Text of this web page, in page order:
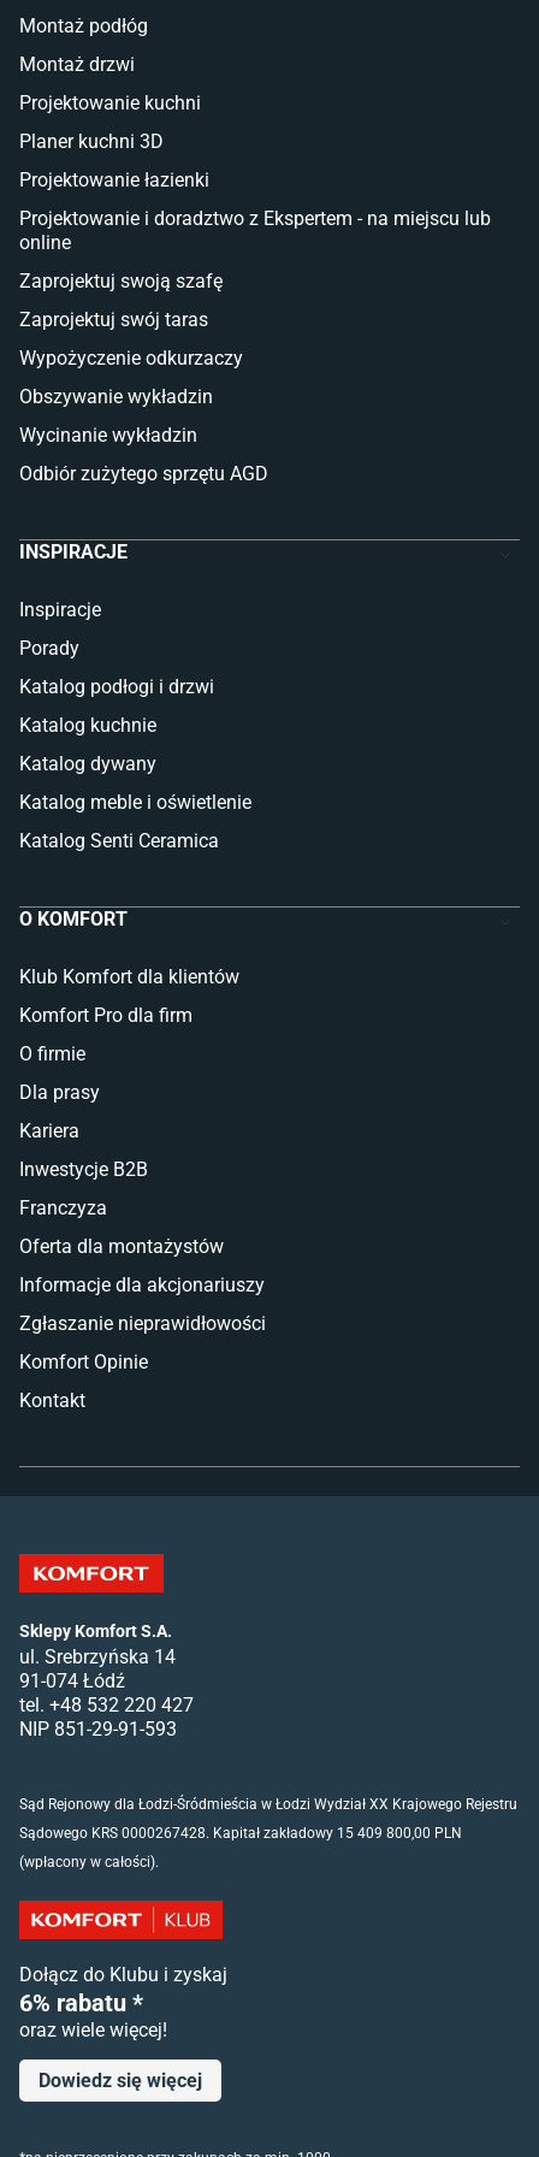
Taras i balkon
Sztuczna trawa miękka
Koce i pledy
Płytki na balkon
Lampy stojące LED
Płytki
Płytki Cersanit
Płytki wielkoformatowe
Glazura
Płytki marmurowe
Montaż podłóg
Montaż drzwi
Projektowanie kuchni
Planer kuchni 3D
Projektowanie łazienki
Projektowanie i doradztwo z Ekspertem - na miejscu lub
online
Zaprojektuj swoją szafę
Zaprojektuj swój taras
Wypożyczenie odkurzaczy
Obszywanie wykładzin
Wycinanie wykładzin
Odbiór zużytego sprzętu AGD
INSPIRACJE
Inspiracje
Porady
Katalog podłogi i drzwi
Katalog kuchnie
Katalog dywany
Katalog meble i oświetlenie
Katalog Senti Ceramica
O KOMFORT
Klub Komfort dla klientów
Komfort Pro dla firm
O firmie
Dla prasy
Kariera
Inwestycje B2B
Franczyza
Oferta dla montażystów
Informacje dla akcjonariuszy
Zgłaszanie nieprawidłowości
Komfort Opinie
Kontakt
Sklepy Komfort S.A.
ul. Srebrzyńska 14
91-074 Łódź
tel. +48 532 220 427
NIP 851-29-91-593
Sąd Rejonowy dla Łodzi-Śródmieścia w Łodzi Wydział XX Krajowego Rejestru
Sądowego KRS 0000267428. Kapitał zakładowy 15 409 800,00 PLN
(wpłacony w całości).
Dołącz do Klubu i zyskaj
6% rabatu *
oraz wiele więcej!
Dowiedz się więcej